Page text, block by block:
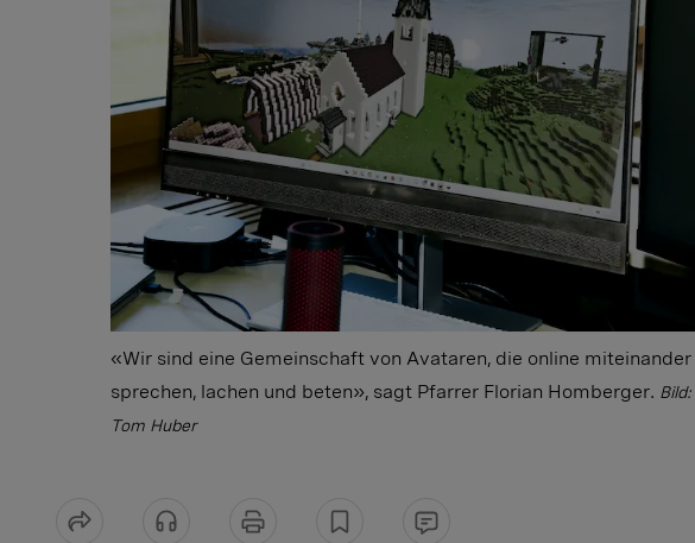
«Wir sind eine Gemeinschaft von Avataren, die online miteinander
sprechen, lachen und beten», sagt Pfarrer Florian Homberger. Bild:
Tom Huber